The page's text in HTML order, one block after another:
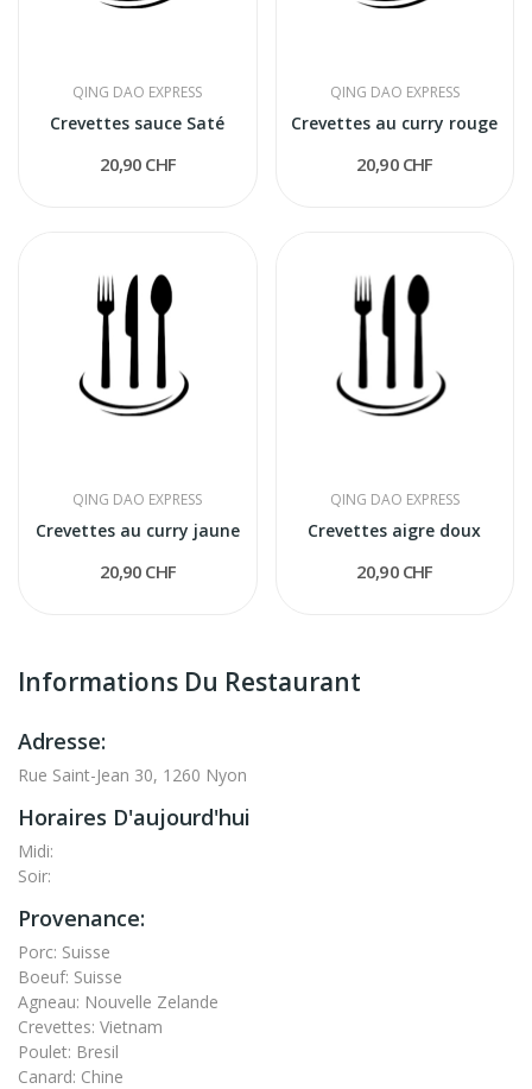
QING DAO EXPRESS
Crevettes sauce Saté
20,90 CHF
QING DAO EXPRESS
Crevettes au curry rouge
20,90 CHF
QING DAO EXPRESS
Crevettes au curry jaune
20,90 CHF
QING DAO EXPRESS
Crevettes aigre doux
20,90 CHF
Informations Du Restaurant
Adresse:
Rue Saint-Jean 30, 1260 Nyon
Horaires D'aujourd'hui
Midi:
Soir:
Provenance:
Porc: Suisse
Boeuf: Suisse
Agneau: Nouvelle Zelande
Crevettes: Vietnam
Poulet: Bresil
Canard: Chine